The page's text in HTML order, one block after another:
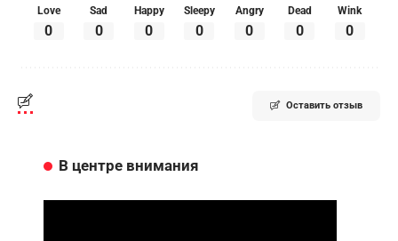
Love
0
Sad
0
Happy
0
Sleepy
0
Angry
0
Dead
0
Wink
0
Оставить отзыв
В центре внимания